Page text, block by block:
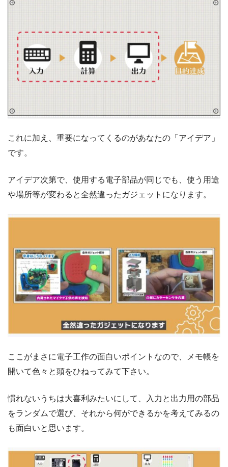
これに加え、重要になってくるのがあなたの「アイデア」
です。
アイデア次第で、使用する電子部品が同じでも、使う用途
や場所等が変わると全然違ったガジェットになります。
ここがまさに電子工作の面白いポイントなので、メモ帳を
開いて色々と頭をひねってみて下さい。
慣れないうちは大喜利みたいにして、入力と出力用の部品
をランダムで選び、それから何ができるかを考えてみるの
も面白いと思います。